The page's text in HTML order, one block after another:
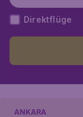
ürkei
Direktflüge
ANKARA